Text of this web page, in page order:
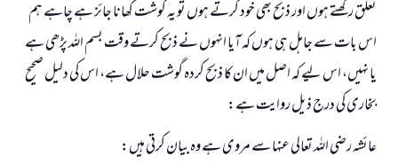
تعلق ركھتے ہوں اور ذبح بھى خود كرتے ہوں تو يہ گوشت كھانا جائز ہے چاہے ہم
اس بات سے جاہل ہى ہوں كہ آيا انہوں نے ذبح كرتے وقت بسم اللہ پڑھى ہے
يا نہيں، اس ليے كہ اصل ميں ان كا ذبح كردہ گوشت حلال ہے، اس كى دليل صحيح
بخارى كى درج ذيل روايت ہے:
عائشہ رضى اللہ تعالى عنہا سے مروى ہے وہ بيان كرتى ہيں: